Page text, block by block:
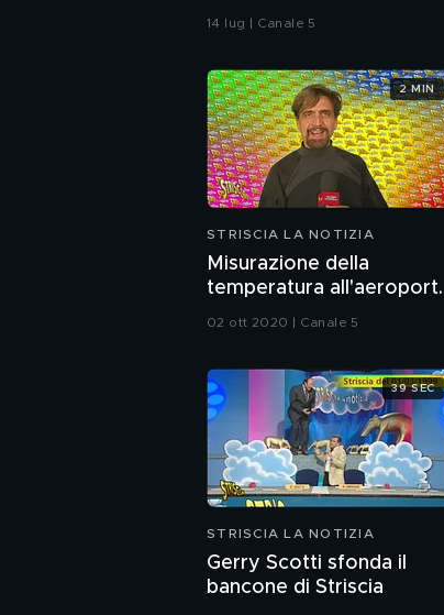
14 lug | Canale 5
STRISCIA LA NOTIZIA
Misurazione della
temperatura
di Malpensa
02 ott 2020 | Canale 5
2 MIN
STRISCIA LA NOTIZIA
Gerry Scotti sfonda il
bancone di Striscia
39 SEC